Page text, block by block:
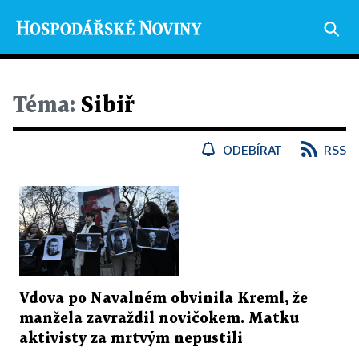
Téma: Sibiř
ODEBÍRAT RSS
Vdova po Navalném obvinila Kreml, že
manžela zavraždil novičokem. Matku
aktivisty za mrtvým nepustili